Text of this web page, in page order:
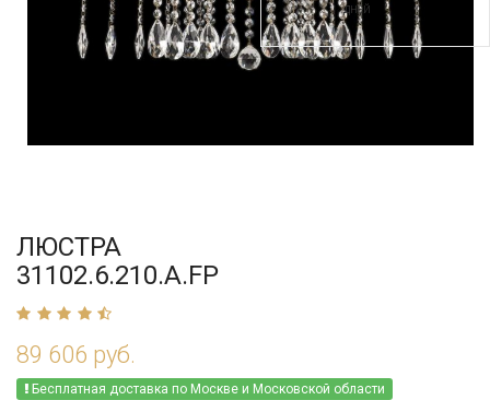
ЛЮСТРА
31102.6.210.A.FP
89 606 руб.
Бесплатная доставка по Москве и Московской области
дней